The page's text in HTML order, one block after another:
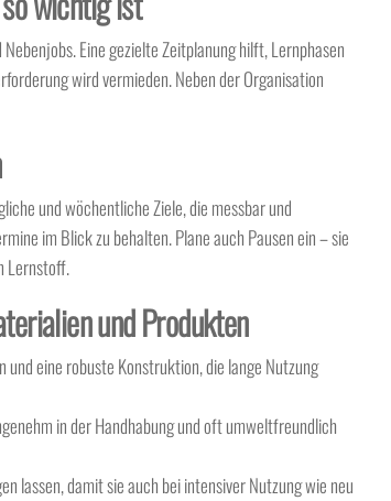
Eine gezielte Zeitplanung hilft, Lernphasen
wird vermieden. Neben der Organisation
und wöchentliche Ziele, die messbar und
im Blick zu behalten. Plane auch Pausen ein – sie
Lernstoff.
und Produkten
eine robuste Konstruktion, die lange Nutzung
in der Handhabung und oft umweltfreundlich
lassen, damit sie auch bei intensiver Nutzung wie neu